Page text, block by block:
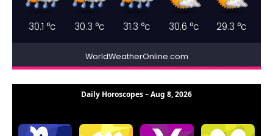
30.1 °c 30.3 °c 31.3 °c 30.6 °c 29.3 °c
WorldWeatherOnline.com